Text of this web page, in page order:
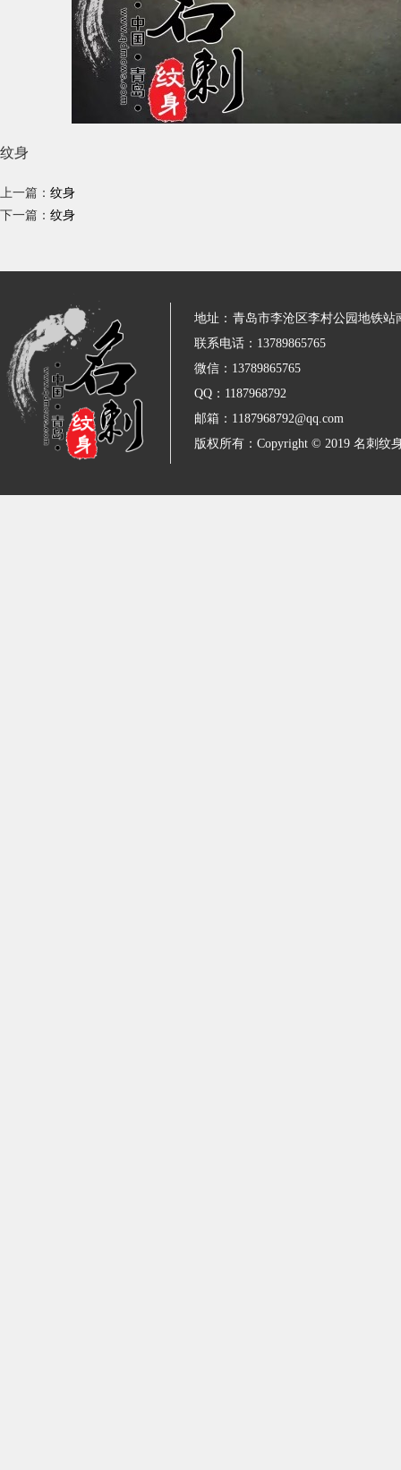
纹身
上一篇： 纹身
下一篇： 纹身
地址： 青岛市李沧区李村公园地铁站
联系电话：13789865765
微信：13789865765
QQ：1187968792
邮箱：1187968792@qq.com
版权所有：Copyright © 2019 名刺纹